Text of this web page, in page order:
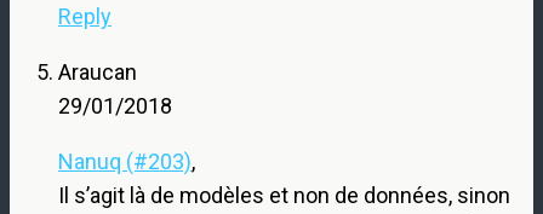
Reply
Araucan
29/01/2018
Nanuq (#203),
Il s’agit là de modèles et non de données, sinon